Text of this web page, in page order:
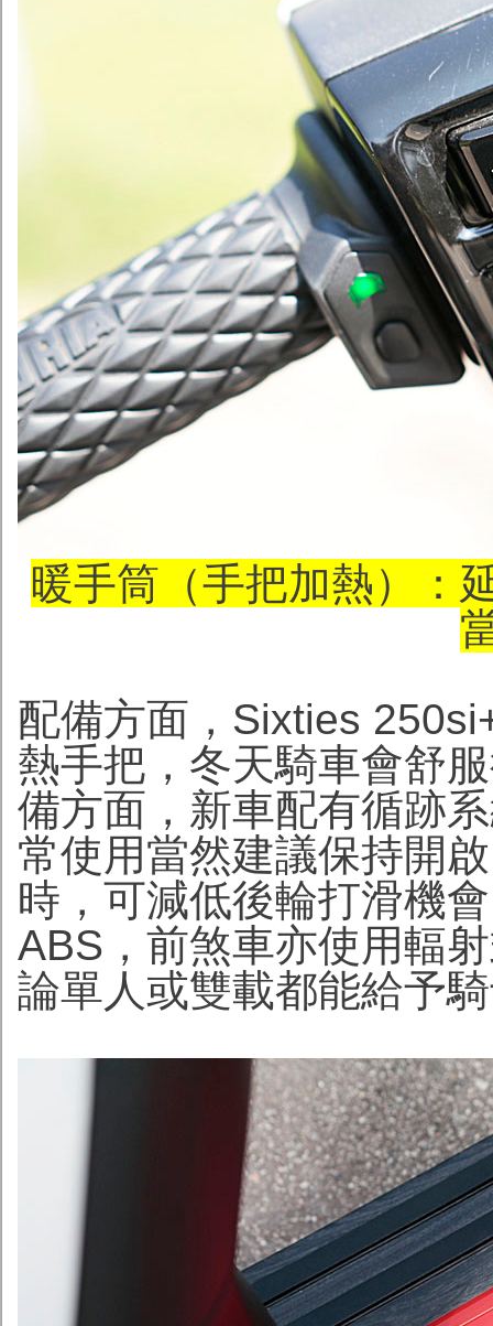
暖手筒（手把加熱）：
配備方面，Sixties
熱手把，冬天騎車會舒
備方面，新車配有循跡
常使用當然建議保持開
時，可減低後輪打滑機
ABS，前煞車亦使用輻
論單人或雙載都能給予